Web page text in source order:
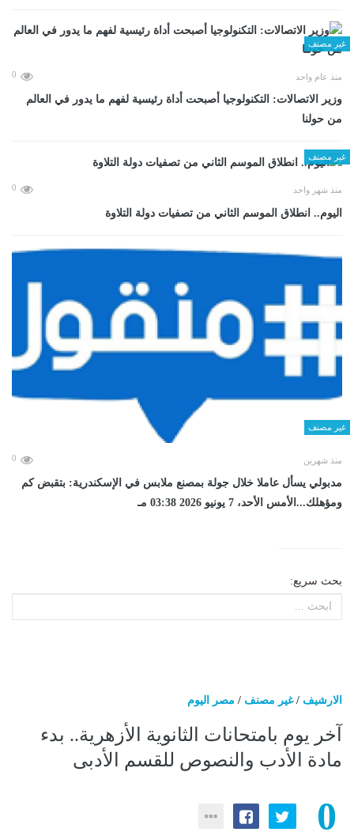
غير مصنف
منذ عام واحد 0
وزير الاتصالات: التكنولوجيا أصبحت أداة رئيسية لفهم ما يدور في العالم
من حولنا
غير مصنف
منذ شهر واحد 0
اليوم.. انطلاق الموسم الثاني من تصفيات دولة التلاوة
غير مصنف
منذ شهرين 0
مدبولي يسأل عاملا خلال جولة بمصنع ملابس في الإسكندرية: بتقبض كم
ومؤهلك...الأمس الأحد، 7 يونيو 2026 03:38 مـ
بحث سريع:
الارشيف /غير مصنف / مصر اليوم
آخر يوم بامتحانات الثانوية الأزهرية.. بدء
مادة الأدب والنصوص للقسم الأدبى
0